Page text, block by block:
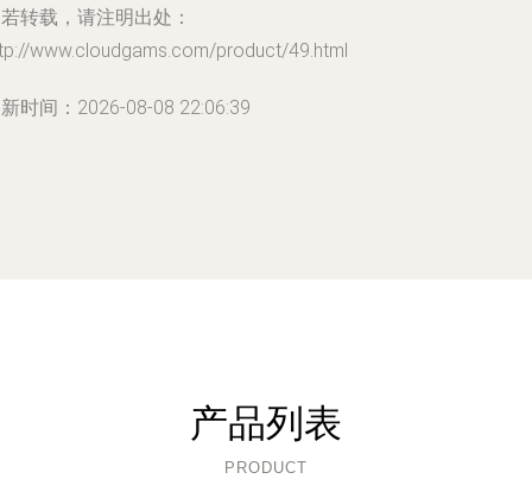
转载，请注明出处：
www.cloudgams.com/product/49.html
时间：2026-08-08 22:06:39
产品列表
PRODUCT